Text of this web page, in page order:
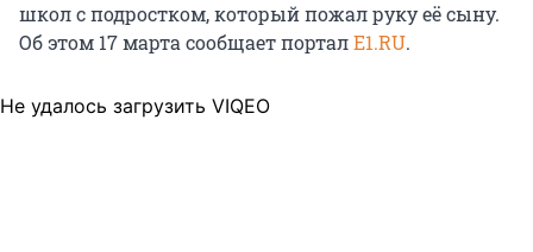
школ с подростком, который пожал руку её сыну.
Об этом 17 марта сообщает порталE1.RU.
Не удалось загрузить VIQEO